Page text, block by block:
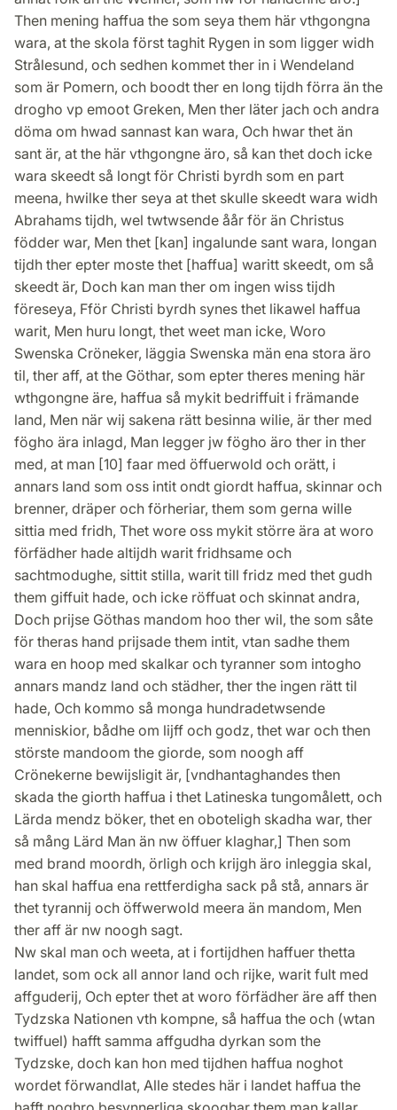
Then mening haffua the som seya them här vthgongna
wara, at the skola först taghit Rygen in som ligger widh
Strålesund, och sedhen kommet ther in i Wendeland
som är Pomern, och boodt ther en long tijdh förra än the
drogho vp emoot Greken, Men ther läter jach och andra
döma om hwad sannast kan wara, Och hwar thet än
sant är, at the här vthgongne äro, så kan thet doch icke
wara skeedt så longt för Christi byrdh som en part
meena, hwilke ther seya at thet skulle skeedt wara widh
Abrahams tijdh, wel twtwsende åår för än Christus
födder war, Men thet [kan] ingalunde sant wara, longan
tijdh ther epter moste thet [haffua] waritt skeedt, om så
skeedt är, Doch kan man ther om ingen wiss tijdh
föreseya, Fför Christi byrdh synes thet likawel haffua
warit, Men huru longt, thet weet man icke, Woro
Swenska Cröneker, läggia Swenska män ena stora äro
til, ther aff, at the Göthar, som epter theres mening här
wthgongne äre, haffua så mykit bedriffuit i främande
land, Men när wij sakena rätt besinna wilie, är ther med
fögho ära inlagd, Man legger jw fögho äro ther in ther
med, at man [10] faar med öffuerwold och orätt, i
annars land som oss intit ondt giordt haffua, skinnar och
brenner, dräper och förheriar, them som gerna wille
sittia med fridh, Thet wore oss mykit större ära at woro
förfädher hade altijdh warit fridhsame och
sachtmodughe, sittit stilla, warit till fridz med thet gudh
them giffuit hade, och icke röffuat och skinnat andra,
Doch prijse Göthas mandom hoo ther wil, the som såte
för theras hand prijsade them intit, vtan sadhe them
wara en hoop med skalkar och tyranner som intogho
annars mandz land och städher, ther the ingen rätt til
hade, Och kommo så monga hundradetwsende
menniskior, bådhe om lijff och godz, thet war och then
störste mandoom the giorde, som noogh aff
Crönekerne bewijsligit är, [vndhantaghandes then
skada the giorth haffua i thet Latineska tungomålett, och
Lärda mendz böker, thet en oboteligh skadha war, ther
så mång Lärd Man än nw öffuer klaghar,] Then som
med brand moordh, örligh och krijgh äro inleggia skal,
han skal haffua ena rettferdigha sack på stå, annars är
thet tyrannij och öffwerwold meera än mandom, Men
ther aff är nw noogh sagt.
Nw skal man och weeta, at i fortijdhen haffuer thetta
landet, som ock all annor land och rijke, warit fult med
affguderij, Och epter thet at woro förfädher äre aff then
Tydzska Nationen vth kompne, så haffua the och (wtan
twiffuel) hafft samma affgudha dyrkan som the
Tydzske, doch kan hon med tijdhen haffua noghot
wordet förwandlat, Alle stedes här i landet haffua the